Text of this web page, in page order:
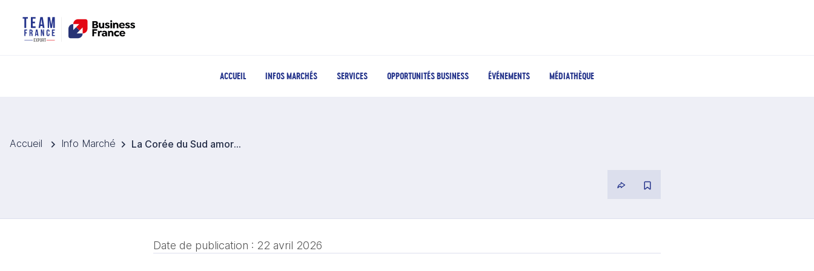
ACCUEIL INFOS MARCHÉS SERVICES OPPORTUNITÉS BUSINESS ÉVÉNEMENTS MÉDIATHÈQUE
Accueil Info Marché La Corée du Sud amorce une nouvelle phase de son programme de fusion nucléaire
Date de publication : 22 avril 2026